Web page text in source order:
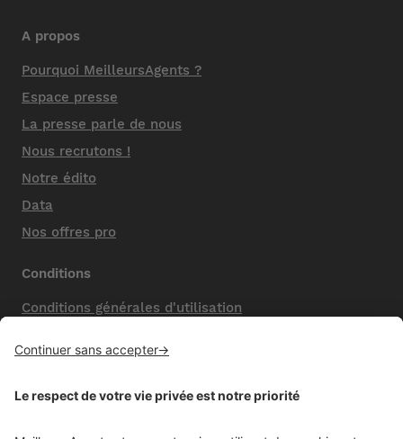
A propos
Pourquoi MeilleursAgents ?
Espace presse
La presse parle de nous
Nous recrutons !
Notre édito
Data
Nos offres pro
Conditions
Conditions générales d'utilisation
Nos honoraires de vente
Politique de confidentialité